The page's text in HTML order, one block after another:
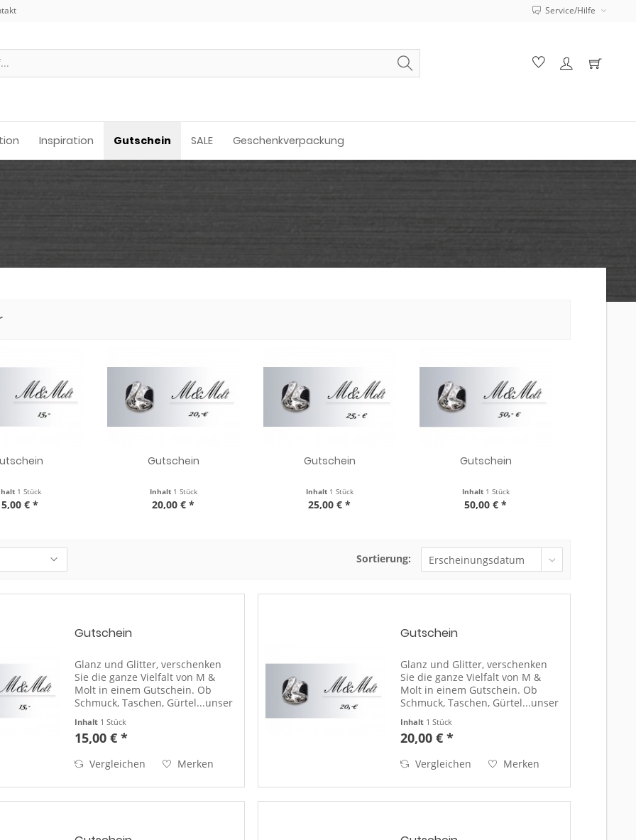
Service/Hilfe
Inspiration Gutschein SALE Geschenkverpackung
1 Stück
€ *
Gutschein
Inhalt 1 Stück
20,00 € *
Gutschein
Inhalt 1 Stück
25,00 € *
Gutschein
Inhalt 1 Stück
50,00 € *
Sortierung:
Gutschein
Glanz und Glitter, verschenken
Sie die ganze Vielfalt von M &
Molt in einem Gutschein. Ob
Schmuck, Taschen, Gürtel...unser
für jedermann. (einlösbar in
unseren Filialen an der Nord-
Inhalt 1 Stück
15,00 € *
Vergleichen Merken
Gutschein
Glanz und Glitter, verschenken
Sie die ganze Vielfalt von M &
Molt in einem Gutschein. Ob
Schmuck, Taschen, Gürtel...unser
für jedermann. (einlösbar in
unseren Filialen an der Nord-
Inhalt 1 Stück
20,00 € *
Vergleichen Merken